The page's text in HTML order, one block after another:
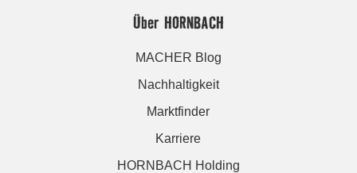
Über HORNBACH
MACHER Blog
Nachhaltigkeit
Marktfinder
Karriere
HORNBACH Holding